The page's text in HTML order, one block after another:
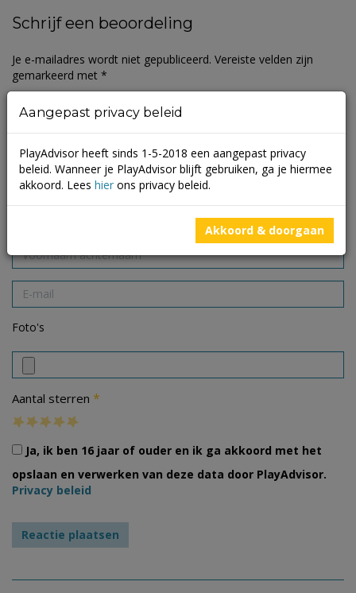
Schrijf een beoordeling
Je e-mailadres wordt niet gepubliceerd. Vereiste velden zijn
gemarkeerd met *
Foto's
Aantal sterren *
Ja, ik ben 16 jaar of ouder en ik ga akkoord met het
opslaan en verwerken van deze data door PlayAdvisor.
Privacy beleid
Aangepast privacy beleid
PlayAdvisor heeft sinds 1-5-2018 een aangepast privacy
beleid. Wanneer je PlayAdvisor blijft gebruiken, ga je hiermee
akkoord. Lees hier ons privacy beleid.
Akkoord & doorgaan